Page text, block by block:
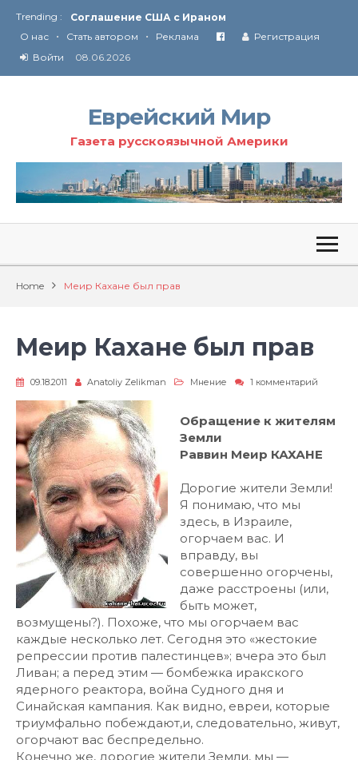
Trending :
Соглашение США с Ираном
Технология Революции в Иране
О нас • Стать автором • Реклама
Регистрация
Войти
08.06.2026
Еврейский Мир
Газета русскоязычной Америки
Home Mеир Кахане был прав
Mеир Кахане был прав
09.18.2011 Anatoliy Zelikman Мнение 1 комментарий
Кахане
Обращение к жителям
Земли
Раввин Меир КАХАНЕ
Дорогие жители Земли!
Я понимаю, что мы
здесь, в Израиле,
огорчаем вас. И
вправду, вы
совершенно огорчены,
даже расстроены (или,
быть может,
возмущены?). Похоже, что мы огорчаем вас
каждые несколько лет. Сегодня это «жестокие
репрессии против палестинцев»; вчера это был
Ливан; а перед этим — бомбежка иракского
ядерного реактора, война Судного дня и
Синайская кампания. Как видно, евреи, которые
триумфально побеждают,и, следовательно, живут,
огорчают вас беспредельно.
Конечно же, дорогие жители Земли, мы —